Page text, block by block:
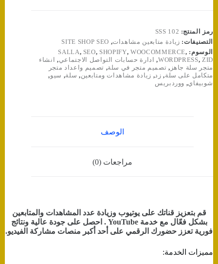
رمز المنتج: SSS 102
التصنيفات: زيادة متابعين مشاهدات,
SITE SHOP SEO
الوسوم:
SALLA, SEO, SHOPIFY, WOOCOMMERCE,
WORDPRESS,ZID
, ادارة حسابات التواصل الاجتماعي,
انشاء
متجر سلة جاهز , تصميم متجر في سلة, تصميم واعداد متجر
متكامل على سلة, زد, زيادة مشاهدات ومتابعين, سلة, سيو,
شوبيفاي, ووردبريس
الوصف
مراجعات (0)
قم بتعزيز قناتك على يوتيوب وزيادة عدد المشاهدات والمتابعين
بشكل فعّال مع خدمة YouTube . احصل على جودة عالية ونتائج
فورية تعزز حضورك الرقمي على أحد أكبر منصات مشاركة الفيديو.
مميزات الخدمة: